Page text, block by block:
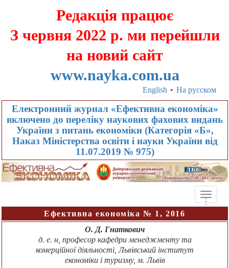
Редакція працює
З червня 2022 р. ми перейшли
на новий сайт
www.nayka.com.ua
English • На русском
Електронний журнал «Ефективна економіка»
включено до переліку наукових фахових видань
України з питань економіки (Категорія «Б»,
Наказ Міністерства освіти і науки України від
11.07.2019 № 975)
Toggle
...
Ефективна економіка № 1, 2016
О. Д. Гнаткович
д. е. н, професор кафедри менеджменту та
комерційної діяльності, Львівський інститут
економіки і туризму, м. Львів